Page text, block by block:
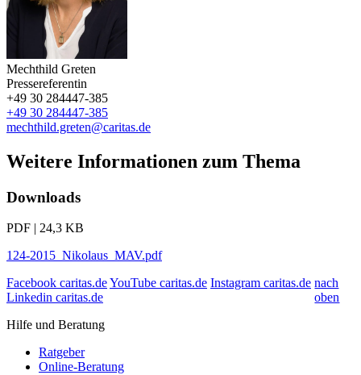
Mechthild Greten
Pressereferentin
+49 30 284447-385
+49 30 284447-385
mechthild.greten@caritas.de
Weitere Informationen zum Thema
Downloads
PDF | 24,3 KB
124-2015_Nikolaus_MAV.pdf
Facebook caritas.deYouTube caritas.de Instagram caritas.de
Linkedin caritas.de
nach
oben
Hilfe und Beratung
Ratgeber
Online-Beratung